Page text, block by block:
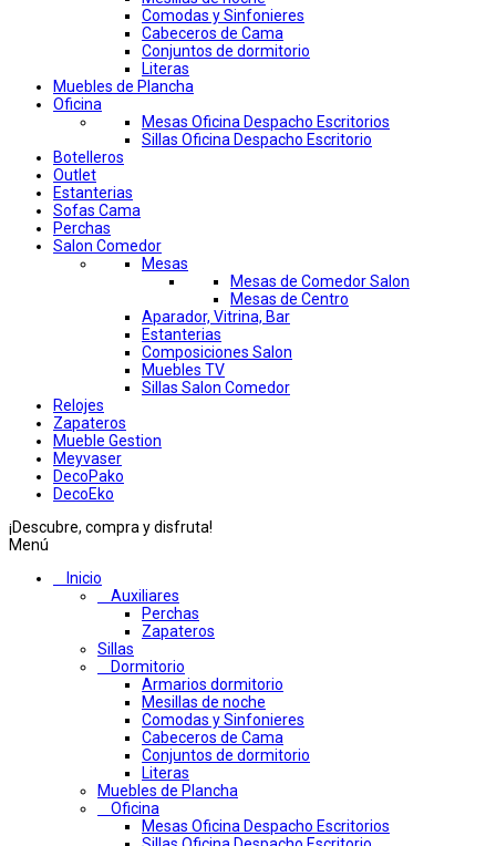
Comodas y Sinfonieres
Cabeceros de Cama
Conjuntos de dormitorio
Literas
Muebles de Plancha
Oficina
Mesas Oficina Despacho Escritorios
Sillas Oficina Despacho Escritorio
Botelleros
Outlet
Estanterias
Sofas Cama
Perchas
Salon Comedor
Mesas
Mesas de Comedor Salon
Mesas de Centro
Aparador, Vitrina, Bar
Estanterias
Composiciones Salon
Muebles TV
Sillas Salon Comedor
Relojes
Zapateros
Mueble Gestion
Meyvaser
DecoPako
DecoEko
¡Descubre, compra y disfruta!
Menú
Inicio
Auxiliares
Perchas
Zapateros
Sillas
Dormitorio
Armarios dormitorio
Mesillas de noche
Comodas y Sinfonieres
Cabeceros de Cama
Conjuntos de dormitorio
Literas
Muebles de Plancha
Oficina
Mesas Oficina Despacho Escritorios